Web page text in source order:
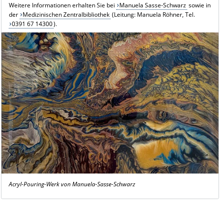
Weitere Informationen erhalten Sie bei
Manuela Sasse-Schwarz sowie in
der Medizinischen Zentralbibliothek (Leitung: Manuela Röhner, Tel.
0391 67 14300).
Acryl-Pouring-Werk von Manuela-Sasse-Schwarz